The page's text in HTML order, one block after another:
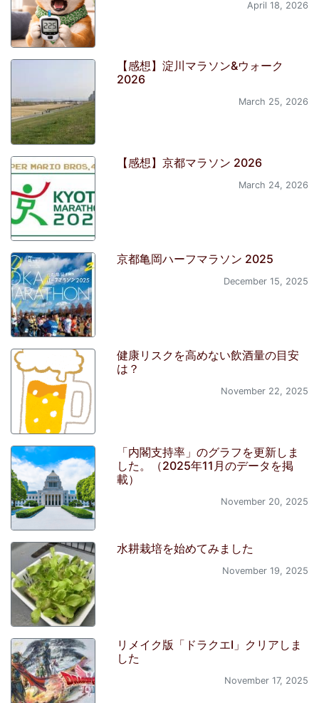
April 18, 2026
【感想】淀川マラソン&ウォーク
2026
March 25, 2026
【感想】京都マラソン 2026
March 24, 2026
京都亀岡ハーフマラソン 2025
December 15, 2025
健康リスクを高めない飲酒量の目安
は？
November 22, 2025
「内閣支持率」のグラフを更新しま
した。（2025年11月のデータを掲
載）
November 20, 2025
水耕栽培を始めてみました
November 19, 2025
リメイク版「ドラクエI」クリアしま
した
November 17, 2025